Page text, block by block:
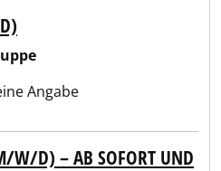
Angabe
W/D) – AB SOFORT UND